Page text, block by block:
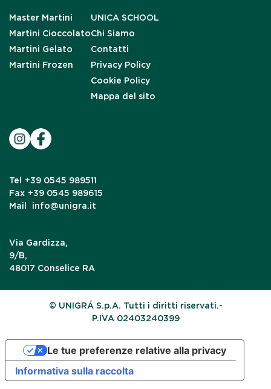
Master Martini
Martini Cioccolato
Martini Gelato
Martini Frozen
UNICA SCHOOL
Chi Siamo
Contatti
Privacy Policy
Cookie Policy
Mappa del sito
Tel
+39 0545 989511
Fax +39 0545 989615
Mail
info@unigra.it
Via Gardizza,
9/B,
48017 Conselice RA
© UNIGRÁ S.p.A. Tutti i diritti riservati.-
P.IVA 02403240399
Informativa sulla raccolta
Le tue preferenze relative alla privacy